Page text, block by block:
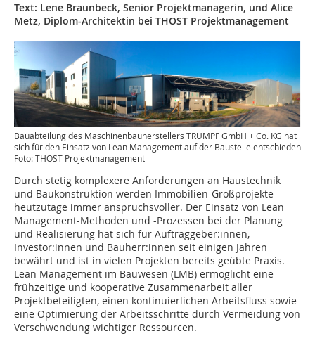
Text: Lene Braunbeck, Senior Projektmanagerin, und Alice
Metz, Diplom-Architektin bei THOST Projektmanagement
Bauabteilung des Maschinenbauherstellers TRUMPF GmbH + Co. KG hat
sich für den Einsatz von Lean Management auf der Baustelle entschieden
Foto: THOST Projektmanagement
Durch stetig komplexere Anforderungen an Haustechnik
und Baukonstruktion werden Immobilien-Großprojekte
heutzutage immer anspruchsvoller. Der Einsatz von Lean
Management-Methoden und -Prozessen bei der Planung
und Realisierung hat sich für Auftraggeber:innen,
Investor:innen und Bauherr:innen seit einigen Jahren
bewährt und ist in vielen Projekten bereits geübte Praxis.
Lean Management im Bauwesen (LMB) ermöglicht eine
frühzeitige und kooperative Zusammenarbeit aller
Projektbeteiligten, einen kontinuierlichen Arbeitsfluss sowie
eine Optimierung der Arbeitsschritte durch Vermeidung von
Verschwendung wichtiger Ressourcen.